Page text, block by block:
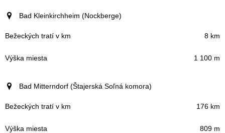
Bad Kleinkirchheim (Nockberge)
8 km
1 100 m
Bad Mitterndorf (Štajerská Soľná komora)
176 km
809 m